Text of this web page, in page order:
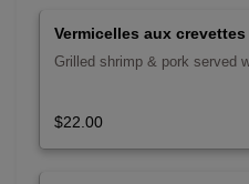
Vermicelles aux
Grilled shrimp & pork served
$22.00